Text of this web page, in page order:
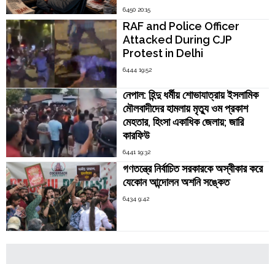
6450 20:15
RAF and Police Officer
Attacked During CJP
Protest in Delhi
6444 19:52
নেপাল: হিন্দু ধর্মীয় শোভাযাত্রায় ইসলামিক
মৌলবাদীদের হামলায় মৃত্যু ওম প্রকাশ
মেহতার, হিংসা একাধিক জেলায়; জারি
কারফিউ
6441 19:32
গণতন্ত্রে নির্বাচিত সরকারকে অস্বীকার করে
যেকোন আন্দোলন অশনি সঙ্কেত
6434 9:42